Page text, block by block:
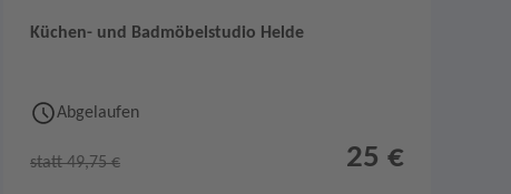
Küchen- und Badmöbelstudio Helde
Abgelaufen
statt 49,75 € 25 €